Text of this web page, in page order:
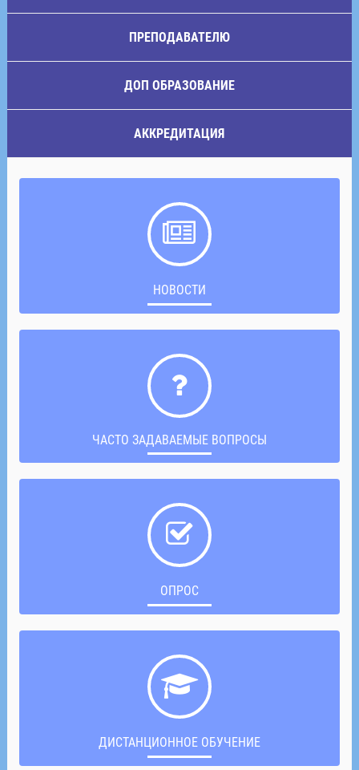
ПРЕПОДАВАТЕЛЮ
ДОП ОБРАЗОВАНИЕ
АККРЕДИТАЦИЯ
НОВОСТИ
ЧАСТО ЗАДАВАЕМЫЕ ВОПРОСЫ
ОПРОС
ДИСТАНЦИОННОЕ ОБУЧЕНИЕ